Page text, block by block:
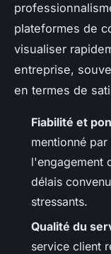
plateformes de
visualiser
entreprise,
en termes de
Fiabilité et
mentionné
l'engagement
délais
stressants.
Qualité du
service client